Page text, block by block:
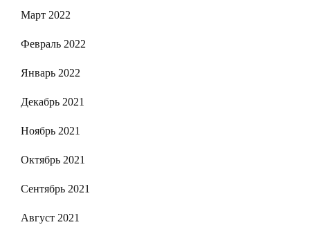
Март 2022
Февраль 2022
Январь 2022
Декабрь 2021
Ноябрь 2021
Октябрь 2021
Сентябрь 2021
Август 2021